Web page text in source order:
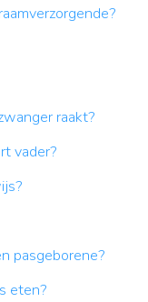
raakt?
vader?
pasgeborene?
eten?